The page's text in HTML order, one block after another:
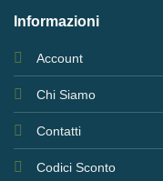
Informazioni
Account
Chi Siamo
Contatti
Codici Sconto